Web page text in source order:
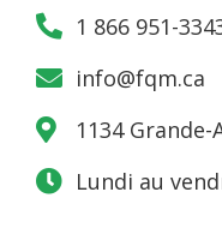
1 866 951-
info@fqm.ca
1134 Grande-
Lundi au